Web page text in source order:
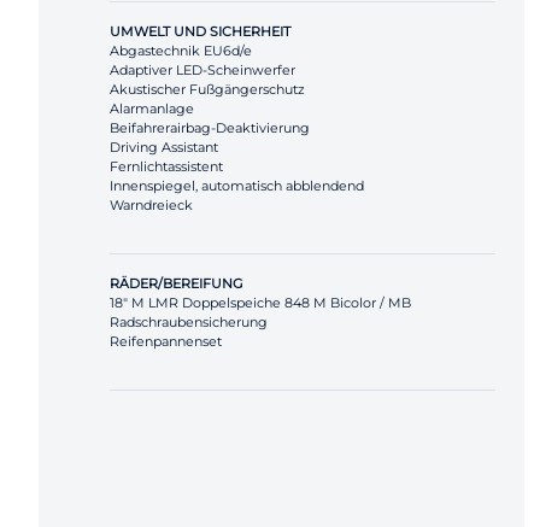
UMWELT UND SICHERHEIT
Abgastechnik EU6d/e
Adaptiver LED-Scheinwerfer
Akustischer Fußgängerschutz
Alarmanlage
Beifahrerairbag-Deaktivierung
Driving Assistant
Fernlichtassistent
Innenspiegel, automatisch abblendend
Warndreieck
RÄDER/BEREIFUNG
18" M LMR Doppelspeiche 848 M Bicolor / MB
Radschraubensicherung
Reifenpannenset